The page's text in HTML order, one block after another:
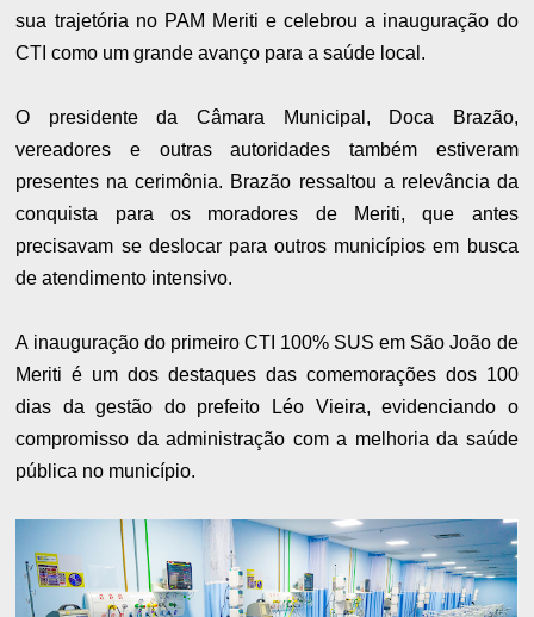
sua trajetória no PAM Meriti e celebrou a inauguração do
CTI como um grande avanço para a saúde local.
O presidente da Câmara Municipal, Doca Brazão,
vereadores e outras autoridades também estiveram
presentes na cerimônia. Brazão ressaltou a relevância da
conquista para os moradores de Meriti, que antes
precisavam se deslocar para outros municípios em busca
de atendimento intensivo.
A inauguração do primeiro CTI 100% SUS em São João de
Meriti é um dos destaques das comemorações dos 100
dias da gestão do prefeito Léo Vieira, evidenciando o
compromisso da administração com a melhoria da saúde
pública no município.